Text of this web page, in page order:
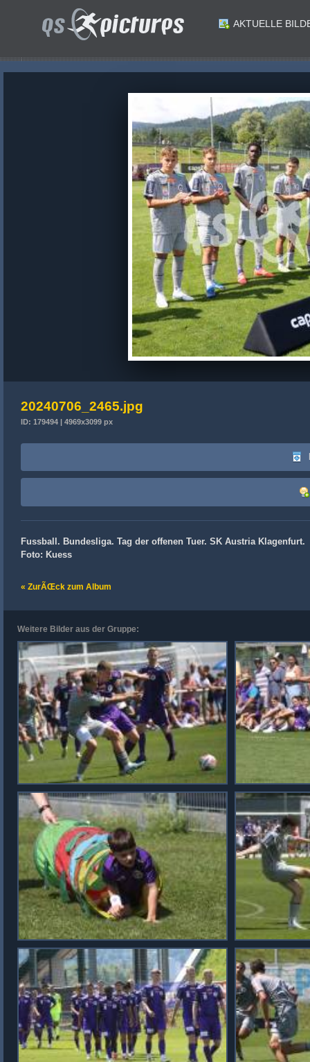
AKTUELLE
20240706_2465.jpg
ID: 179494 | 4969x3099 px
Fussball. Bundesliga. Tag der offenen Tuer. SK Austria Klagenfurt.
Foto: Kuess
« ZurÃŒck zum Album
Weitere Bilder aus der Gruppe: